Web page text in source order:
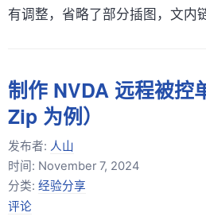
有调整，省略了部分插图，文内
制作 NVDA 远程被控
Zip 为例）
发布者: 人山
时间: November 7, 2024
分类: 经验分享
评论